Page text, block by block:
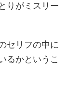
りがミスリー
セリフの中に
るかというこ